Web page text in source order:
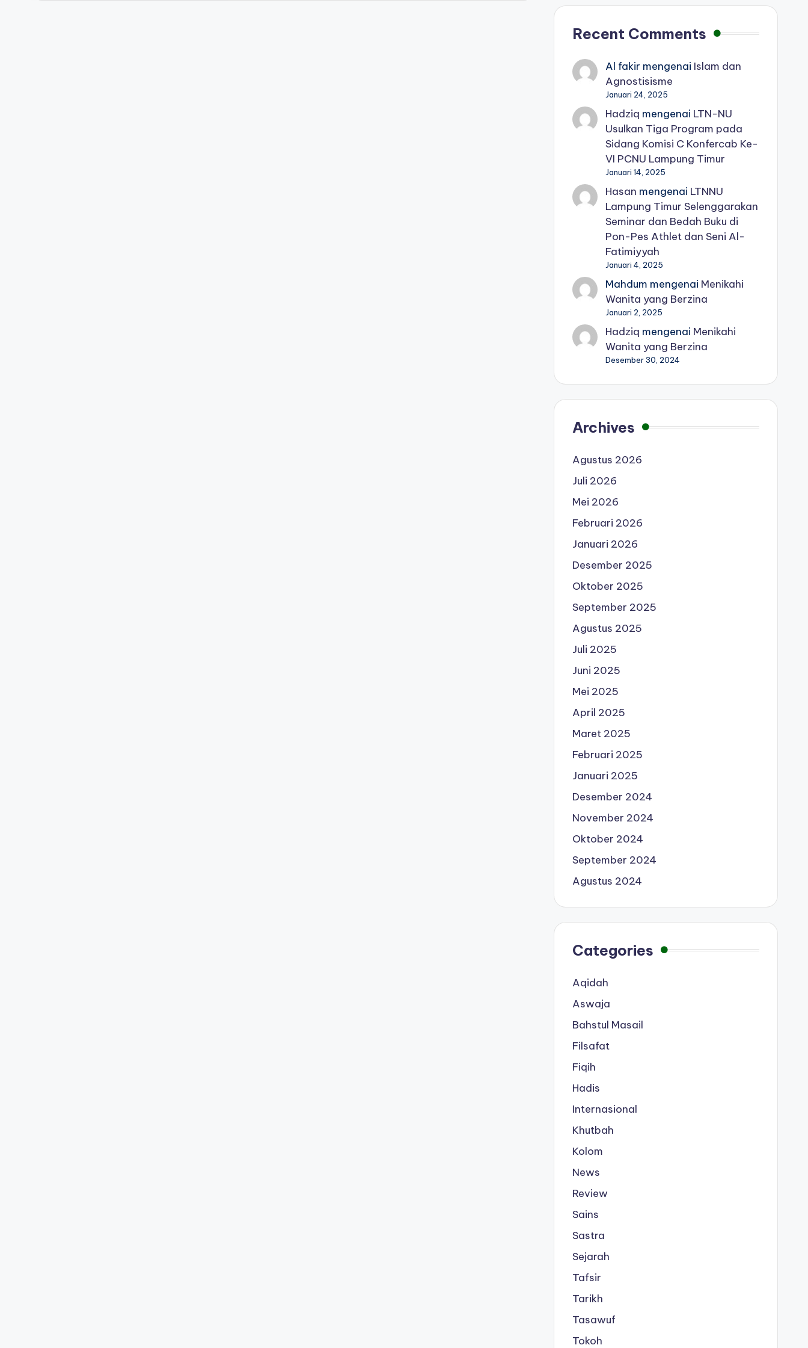
Recent Comments
Al fakir mengenai Islam dan
Agnostisisme
Januari 24, 2025
Hadziq mengenai LTN-NU
Usulkan Tiga Program pada
Sidang Komisi C Konfercab Ke-
VI PCNU Lampung Timur
Januari 14, 2025
Hasan mengenai LTNNU
Lampung Timur Selenggarakan
Seminar dan Bedah Buku di
Pon-Pes Athlet dan Seni Al-
Fatimiyyah
Januari 4, 2025
Mahdum mengenai Menikahi
Wanita yang Berzina
Januari 2, 2025
Hadziq mengenai Menikahi
Wanita yang Berzina
Desember 30, 2024
Archives
Agustus 2026
Juli 2026
Mei 2026
Februari 2026
Januari 2026
Desember 2025
Oktober 2025
September 2025
Agustus 2025
Juli 2025
Juni 2025
Mei 2025
April 2025
Maret 2025
Februari 2025
Januari 2025
Desember 2024
November 2024
Oktober 2024
September 2024
Agustus 2024
Categories
Aqidah
Aswaja
Bahstul Masail
Filsafat
Fiqih
Hadis
Internasional
Khutbah
Kolom
News
Review
Sains
Sastra
Sejarah
Tafsir
Tarikh
Tasawuf
Tokoh